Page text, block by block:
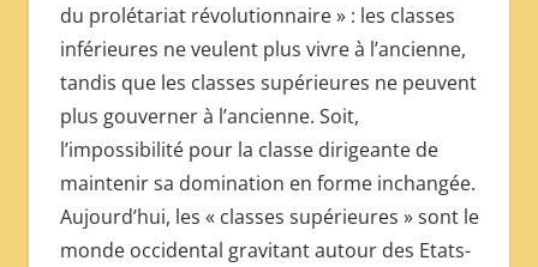
du prolétariat révolutionnaire » : les classes
inférieures ne veulent plus vivre à l’ancienne,
tandis que les classes supérieures ne peuvent
plus gouverner à l’ancienne. Soit,
l’impossibilité pour la classe dirigeante de
maintenir sa domination en forme inchangée.
Aujourd’hui, les « classes supérieures » sont le
monde occidental gravitant autour des Etats-